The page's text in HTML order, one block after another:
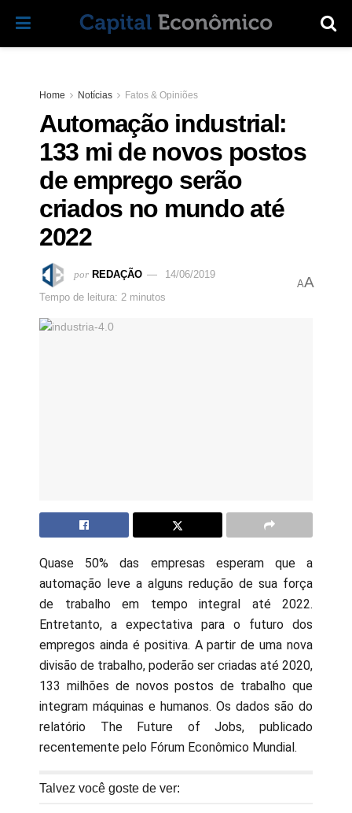
Home Notícias Fatos & Opiniões
Automação industrial:
133 mi de novos postos
de emprego serão
criados no mundo até
2022
por REDAÇÃO
14/06/2019
Tempo de leitura: 2 minutos
AA
Quase 50% das empresas esperam que a
automação leve a alguns redução de sua força
de trabalho em tempo integral até 2022.
Entretanto, a expectativa para o futuro dos
empregos ainda é positiva. A partir de uma nova
divisão de trabalho, poderão ser criadas até 2020,
133 milhões de novos postos de trabalho que
integram máquinas e humanos. Os dados são do
relatório The Future of Jobs, publicado
recentemente pelo Fórum Econômico Mundial.
Talvez você goste de ver: